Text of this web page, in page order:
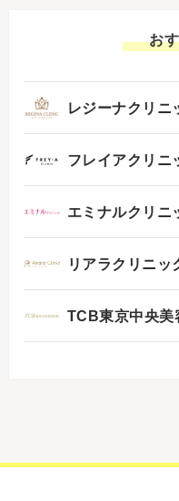
お
レジーナクリニ
フレイアクリニ
エミナルクリニ
リアラクリニッ
TCB東京中央美